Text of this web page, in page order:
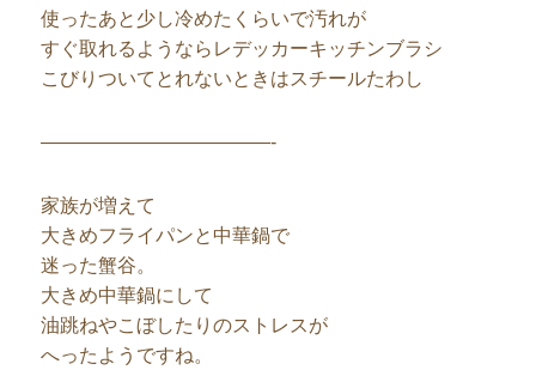
使ったあと少し冷めたくらいで汚れが
すぐ取れるようならレデッカーキッチンブラシ
こびりついてとれないときはスチールたわし
————————————-
家族が増えて
大きめフライパンと中華鍋で
迷った蟹谷。
大きめ中華鍋にして
油跳ねやこぼしたりのストレスが
へったようですね。